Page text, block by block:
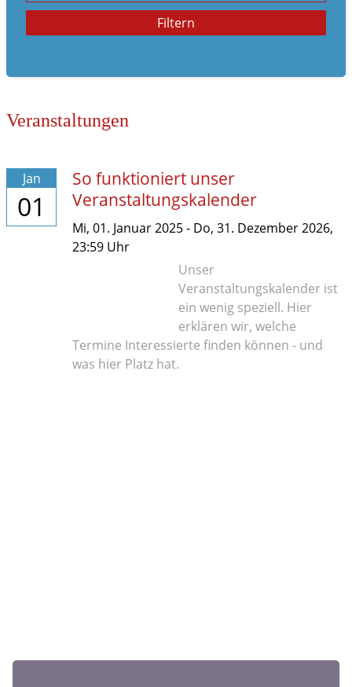
Filtern
Veranstaltungen
Jan
01
So funktioniert unser
Veranstaltungskalender
Mi, 01. Januar 2025- Do, 31. Dezember 2026,
23:59 Uhr
Unser
Veranstaltungskalender ist
ein wenig speziell. Hier
erklären wir, welche
Termine Interessierte finden können - und
was hier Platz hat.